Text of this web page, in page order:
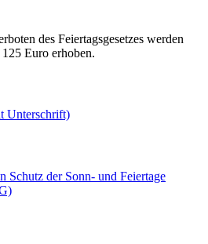
des Feiertagsgesetzes werden
Euro erhoben.
Unterschrift)
Schutz der Sonn- und Feiertage